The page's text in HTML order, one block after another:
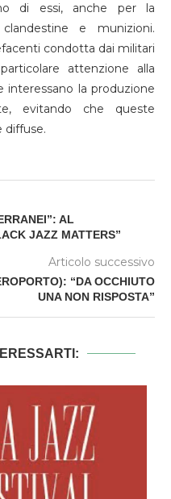
di essi, anche per la
e munizioni.
condotta dai militari
attenzione alla
interessano la produzione
evitando che queste
diffuse.
AL
JAZZ MATTERS”
Articolo successivo
“DA OCCHIUTO
UNA NON RISPOSTA”